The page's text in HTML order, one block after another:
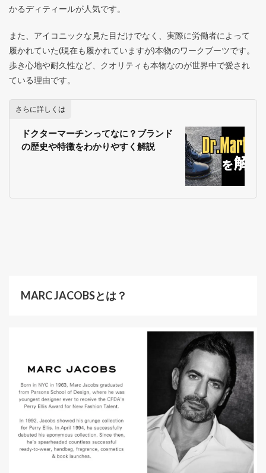
かるディティールが人気です。
また、アイコニックな見た目だけでなく、実際に労働者によって
履かれていた(現在も履かれていますが)本物のワークブーツです。
歩き心地や耐久性など、クオリティも本物なのが世界中で愛され
ている理由です。
さらに詳しくは
ドクターマーチンってなに？ブランド
の歴史や特徴をわかりやすく解説
MARC JACOBSとは？